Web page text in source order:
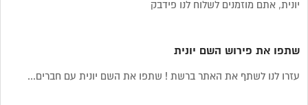
יונית, אתם מוזמנים לשלוח לנו פידבק
שתפו את פירוש השם יונית
עזרו לנו לשתף את האתר ברשת ! שתפו את השם יונית עם חברים...